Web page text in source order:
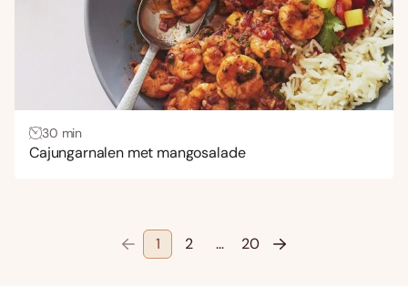
30 min
Cajungarnalen met mangosalade
1 2 … 20